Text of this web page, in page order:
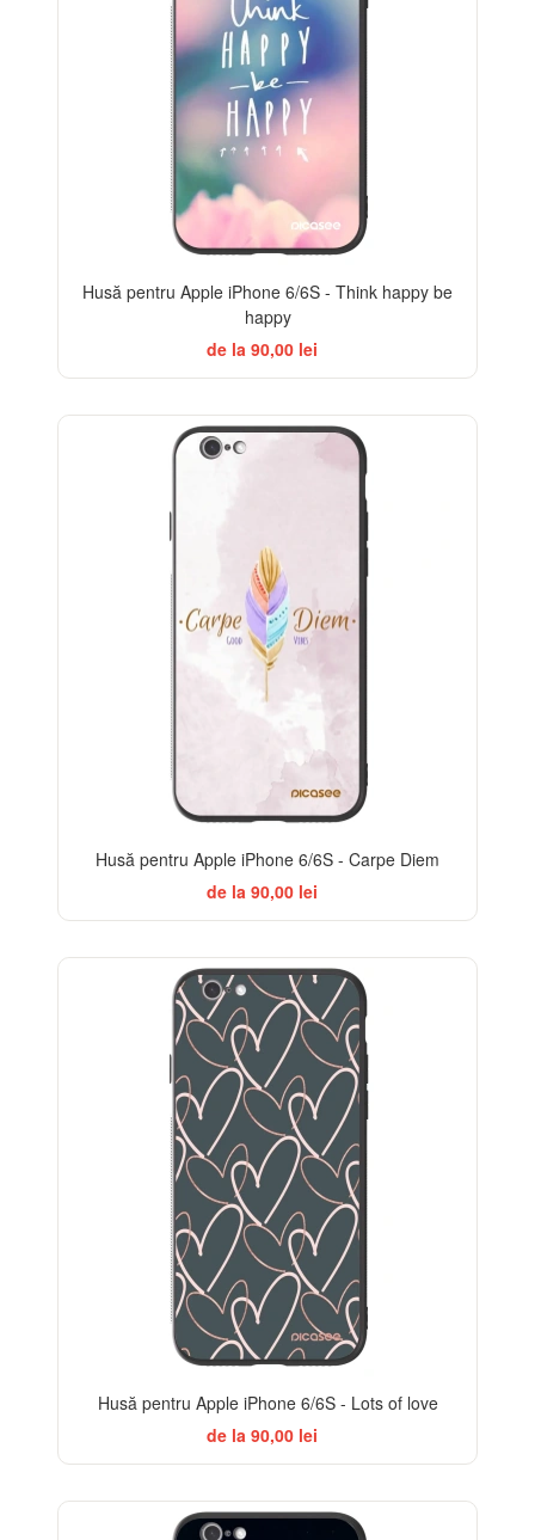
Husă pentru Apple iPhone 6/6S - Think happy be
happy
de la 90,00 lei
Husă pentru Apple iPhone 6/6S - Carpe Diem
de la 90,00 lei
Husă pentru Apple iPhone 6/6S - Lots of love
de la 90,00 lei